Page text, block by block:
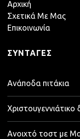
Αρχική
Σχετικά Με Μας
Επικοινωνία
ΣΥΝΤΑΓΈΣ
Ανάποδα πιτάκια
Χριστουγεννιάτικο
Ανοιχτό τοστ με